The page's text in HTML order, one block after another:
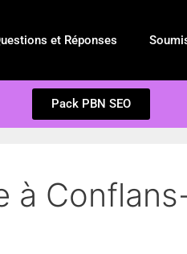
et Réponses
Pack PBN SEO
à